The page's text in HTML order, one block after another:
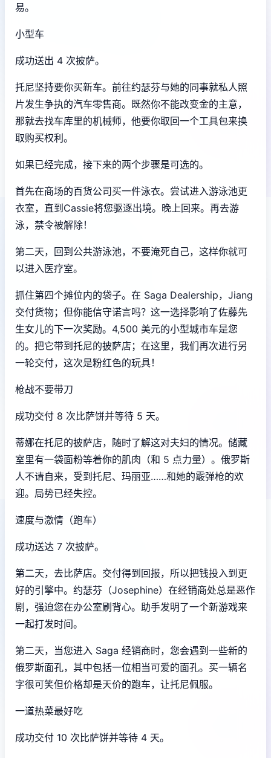
易。
小型车
成功送出 4 次披萨。
托尼坚持要你买新车。前往约瑟芬与她的同事就私人照
片发生争执的汽车零售商。既然你不能改变金的主意，
那就去找车库里的机械师，他要你取回一个工具包来换
取购买权利。
如果已经完成，接下来的两个步骤是可选的。
首先在商场的百货公司买一件泳衣。尝试进入游泳池更
衣室，直到Cassie将您驱逐出境。晚上回来。再去游
泳，禁令被解除！
第二天，回到公共游泳池，不要淹死自己，这样你就可
以进入医疗室。
抓住第四个摊位内的袋子。在 Saga Dealership，Jiang
交付货物；但你能信守诺言吗？这一选择影响了佐藤先
生女儿的下一次奖励。4,500 美元的小型城市车是您
的。把它带到托尼的披萨店；在这里，我们再次进行另
一轮交付，这次是粉红色的玩具！
枪战不要带刀
成功交付 8 次比萨饼并等待 5 天。
蒂娜在托尼的披萨店，随时了解这对夫妇的情况。储藏
室里有一袋面粉等着你的肌肉（和 5 点力量）。俄罗斯
人不请自来，受到托尼、玛丽亚……和她的霰弹枪的欢
迎。局势已经失控。
速度与激情（跑车）
成功送达 7 次披萨。
第二天，去比萨店。交付得到回报，所以把钱投入到更
好的引擎中。约瑟芬（Josephine）在经销商处总是恶作
剧，强迫您在办公室刷背心。助手发明了一个新游戏来
一起打发时间。
第二天，当您进入 Saga 经销商时，您会遇到一些新的
俄罗斯面孔，其中包括一位相当可爱的面孔。买一辆名
字很可笑但价格却是天价的跑车，让托尼佩服。
一道热菜最好吃
成功交付 10 次比萨饼并等待 4 天。